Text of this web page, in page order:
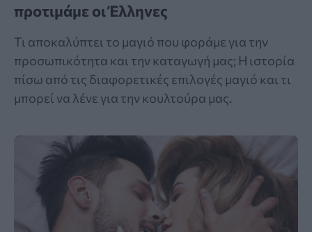
προτιμάμε οι Έλληνες
Τι αποκαλύπτει το μαγιό που φοράμε για την
προσωπικότητα και την καταγωγή μας; Η ιστορία
πίσω από τις διαφορετικές επιλογές μαγιό και τι
μπορεί να λένε για την κουλτούρα μας.